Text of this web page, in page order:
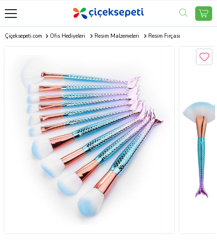
Çiçeksepeti.com Ofis Hediyeleri Resim Malzemeleri Resim Fırçası